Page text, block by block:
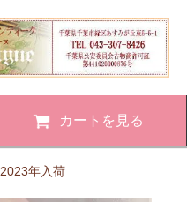
カートを見る
2023年入荷